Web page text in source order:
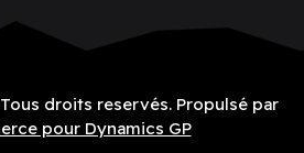
droits reservés. Propulsé par
pour Dynamics GP